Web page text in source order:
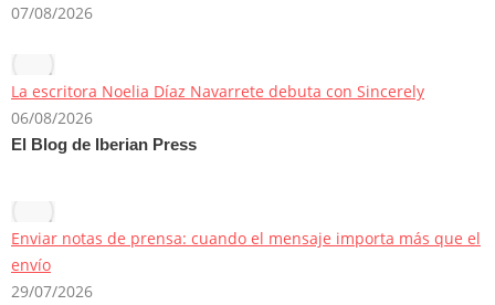
07/08/2026
La escritora Noelia Díaz Navarrete debuta con Sincerely
06/08/2026
El Blog de Iberian Press
Enviar notas de prensa: cuando el mensaje importa más que el
envío
29/07/2026